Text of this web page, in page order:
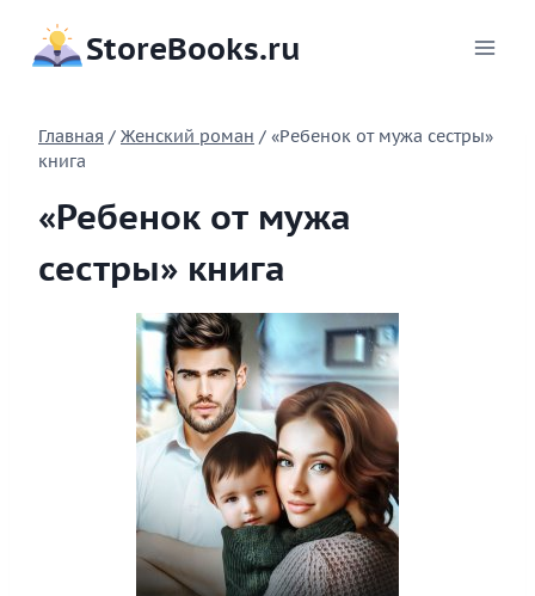
содержимому
StoreBooks.ru
Главная / Женский роман / «Ребенок от мужа сестры»
книга
«Ребенок от мужа
сестры» книга